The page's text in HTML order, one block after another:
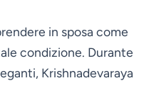
in sposa come
condizione. Durante
Krishnadevaraya